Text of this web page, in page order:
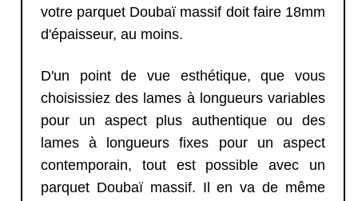
votre parquet Doubaï massif doit faire 18mm
d'épaisseur, au moins.
D'un point de vue esthétique, que vous
choisissiez des lames à longueurs variables
pour un aspect plus authentique ou des
lames à longueurs fixes pour un aspect
contemporain, tout est possible avec un
parquet Doubaï massif. Il en va de même